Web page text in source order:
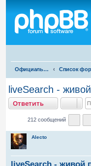
Официальная русская поддержка phpBB3
liveSearch -
Ответить
212 сообщений
Alecto